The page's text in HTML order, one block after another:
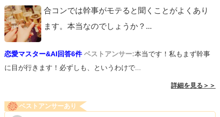
合コンでは幹事がモテると聞くことがよくあり
ます。本当なのでしょうか？ ...
恋愛マスター&AI回答6件 ベストアンサー:本当です！私もまず幹事
に目が行きます！必ずしも、というわけで...
詳細を見る＞＞
ベストアンサーあり